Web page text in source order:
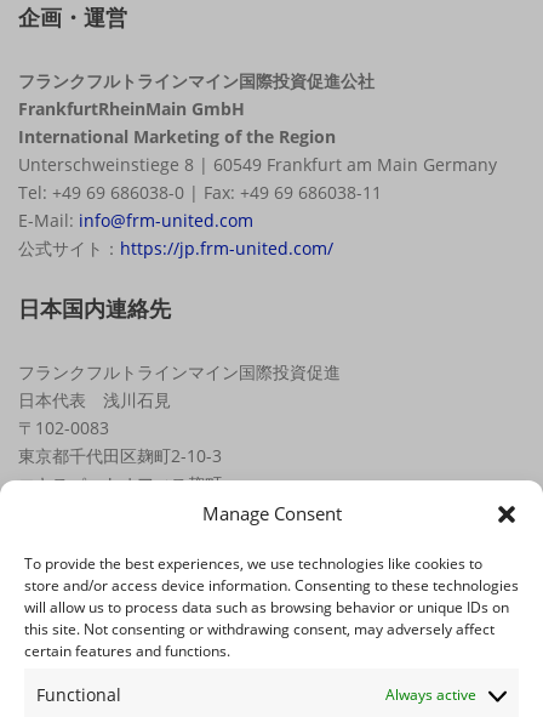
Manage Consent
To provide the best experiences, we use technologies like cookies to
store and/or access device information. Consenting to these technologies
will allow us to process data such as browsing behavior or unique IDs on
this site. Not consenting or withdrawing consent, may adversely affect
certain features and functions.
Functional Always active
企画・運営
フランクフルトラインマイン国際投資促進公社
FrankfurtRheinMain GmbH
International Marketing of the Region
Unterschweinstiege 8 | 60549 Frankfurt am Main Germany
Tel: +49 69 686038-0 | Fax: +49 69 686038-11
E-Mail: info@frm-united.com
公式サイト： https://jp.frm-united.com/
日本国内連絡先
フランクフルトラインマイン国際投資促進
日本代表 浅川石見
〒102-0083
東京都千代田区麹町2-10-3
エキスパートオフィス麹町
Tel.: +81 (0) 70 / 7470 8000
運営組織について
インプリント